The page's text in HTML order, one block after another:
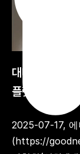
대태협현〮대건
플랫폼 기반
2025-07-17, 에
(https://